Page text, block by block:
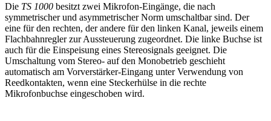
Die TS 1000 besitzt zwei Mikrofon-Eingänge, die nach
symmetrischer und asymmetrischer Norm umschaltbar sind. Der
eine für den rechten, der andere für den linken Kanal, jeweils einem
Flachbahnregler zur Aussteuerung zugeordnet. Die linke Buchse ist
auch für die Einspeisung eines Stereosignals geeignet. Die
Umschaltung vom Stereo- auf den Monobetrieb geschieht
automatisch am Vorverstärker-Eingang unter Verwendung von
Reedkontakten, wenn eine Steckerhülse in die rechte
Mikrofonbuchse eingeschoben wird.